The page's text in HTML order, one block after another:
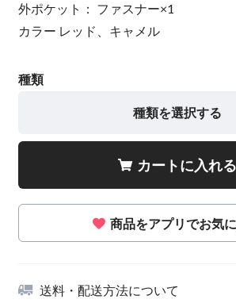
外ポケット： ファスナー×1
カラー レッド、キャメル
種類
種類を選択する
カートに入れる
商品をアプリでお気
送料・配送方法について